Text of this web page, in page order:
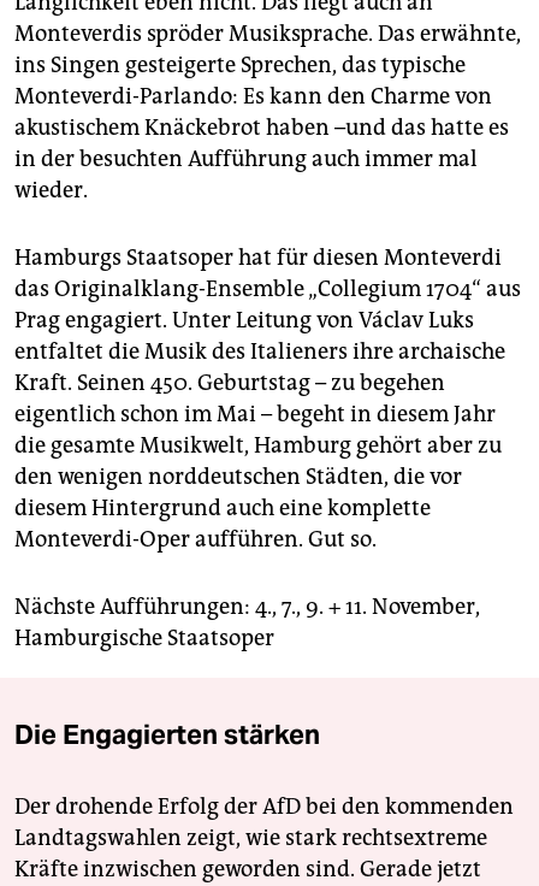
Monteverdis spröder Musiksprache. Das erwähnte,
ins Singen gesteigerte Sprechen, das typische
Monteverdi-Parlando: Es kann den Charme von
akustischem Knäckebrot haben –und das hatte es
in der besuchten Aufführung auch immer mal
wieder.
Hamburgs Staatsoper hat für diesen Monteverdi
das Originalklang-Ensemble „Collegium 1704“ aus
Prag engagiert. Unter Leitung von Václav Luks
entfaltet die Musik des Italieners ihre archaische
Kraft. Seinen 450. Geburtstag – zu begehen
eigentlich schon im Mai – begeht in diesem Jahr
die gesamte Musikwelt, Hamburg gehört aber zu
den wenigen norddeutschen Städten, die vor
diesem Hintergrund auch eine komplette
Monteverdi-Oper aufführen. Gut so.
Nächste Aufführungen: 4., 7., 9. + 11. November,
Hamburgische Staatsoper
Die Engagierten stärken
Der drohende Erfolg der AfD bei den kommenden
Landtagswahlen zeigt, wie stark rechtsextreme
Kräfte inzwischen geworden sind. Gerade jetzt